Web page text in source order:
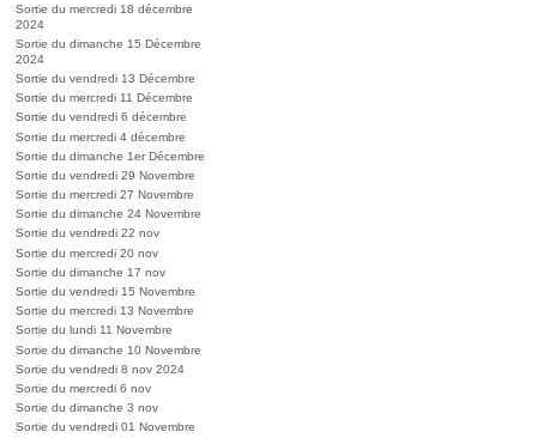
Sortie du mercredi 18 décembre
2024
Sortie du dimanche 15 Décembre
2024
Sortie du vendredi 13 Décembre
Sortie du mercredi 11 Décembre
Sortie du vendredi 6 décembre
Sortie du mercredi 4 décembre
Sortie du dimanche 1er Décembre
Sortie du vendredi 29 Novembre
Sortie du mercredi 27 Novembre
Sortie du dimanche 24 Novembre
Sortie du vendredi 22 nov
Sortie du mercredi 20 nov
Sortie du dimanche 17 nov
Sortie du vendredi 15 Novembre
Sortie du mercredi 13 Novembre
Sortie du lundi 11 Novembre
Sortie du dimanche 10 Novembre
Sortie du vendredi 8 nov 2024
Sortie du mercredi 6 nov
Sortie du dimanche 3 nov
Sortie du vendredi 01 Novembre